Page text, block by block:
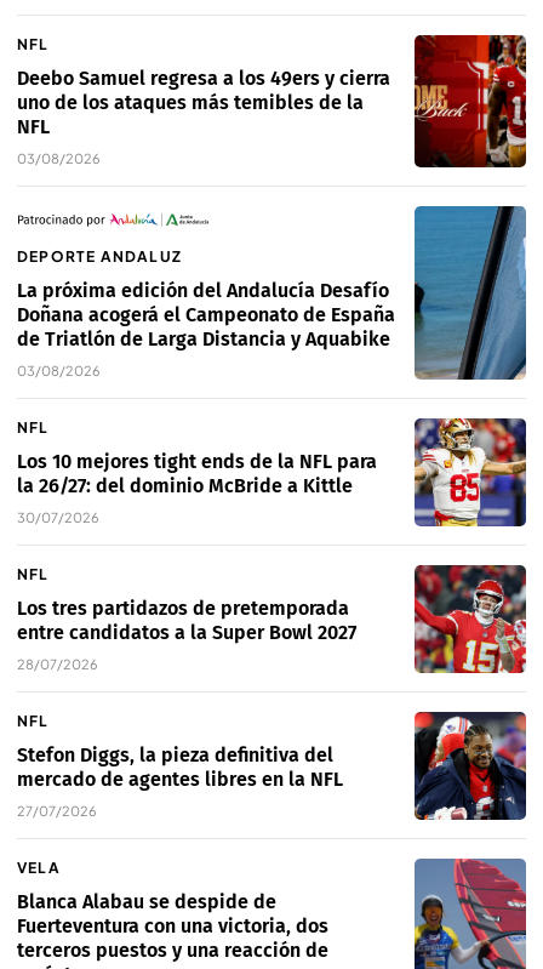
NFL
Deebo Samuel regresa a los 49ers y cierra
uno de los ataques más temibles de la
NFL
03/08/2026
DEPORTE ANDALUZ
La próxima edición del Andalucía Desafío
Doñana acogerá el Campeonato de España
de Triatlón de Larga Distancia y Aquabike
03/08/2026
NFL
Los 10 mejores tight ends de la NFL para
la 26/27: del dominio McBride a Kittle
30/07/2026
NFL
Los tres partidazos de pretemporada
entre candidatos a la Super Bowl 2027
28/07/2026
NFL
Stefon Diggs, la pieza definitiva del
mercado de agentes libres en la NFL
27/07/2026
VELA
Blanca Alabau se despide de
Fuerteventura con una victoria, dos
terceros puestos y una reacción de